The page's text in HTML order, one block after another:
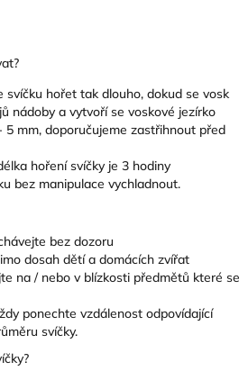
svíčku hořet tak dlouho, dokud se vosk
nádoby a vytvoří se voskové jezírko
mm, doporučujeme zastřihnout před
hoření svíčky je 3 hodiny
bez manipulace vychladnout.
bez dozoru
dosah dětí a domácích zvířat
na / nebo v blízkosti předmětů které se
ponechte vzdálenost odpovídající
svíčky.